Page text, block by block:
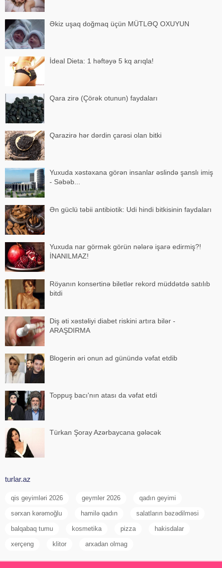
Əkiz uşaq doğmaq üçün MÜTLƏQ OXUYUN
İdeal Dieta: 1 həftəyə 5 kq arıqla!
Qara zirə (Çörək otunun) faydaları
Qarazirə hər dərdin çarəsi olan bitki
Yuxuda xəstəxana görən insanlar əslində şanslı imiş
- Səbəb...
Ən güclü təbii antibiotik: Udi hindi bitkisinin faydaları
Yuxuda nar görmək görün nələrə işarə edirmiş?!
İNANILMAZ!
Röyanın konsertinə biletlər rekord müddətdə satılıb
bitdi
Diş əti xəstəliyi diabet riskini artıra bilər -
ARAŞDIRMA
Blogerin əri onun ad günündə vəfat etdib
Toppuş bacı'nın atası da vəfat etdi
Türkan Şoray Azərbaycana gələcək
turlar.az
qis geyimləri 2026 geymler 2026 qadın geyimi
sərxan kərəmoğlu hamilə qadın salatların bəzədilməsi
balqabaq tumu kosmetika pizza hakisdalar
xerçeng klitor arxadan olmag